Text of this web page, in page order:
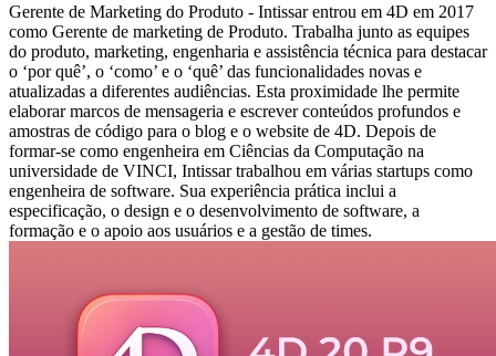
Gerente de Marketing do Produto - Intissar entrou em 4D em 2017
como Gerente de marketing de Produto. Trabalha junto as equipes
do produto, marketing, engenharia e assistência técnica para destacar
o ‘por quê’, o ‘como’ e o ‘quê’ das funcionalidades novas e
atualizadas a diferentes audiências. Esta proximidade lhe permite
elaborar marcos de mensageria e escrever conteúdos profundos e
amostras de código para o blog e o website de 4D. Depois de
formar-se como engenheira em Ciências da Computação na
universidade de VINCI, Intissar trabalhou em várias startups como
engenheira de software. Sua experiência prática inclui a
especificação, o design e o desenvolvimento de software, a
formação e o apoio aos usuários e a gestão de times.